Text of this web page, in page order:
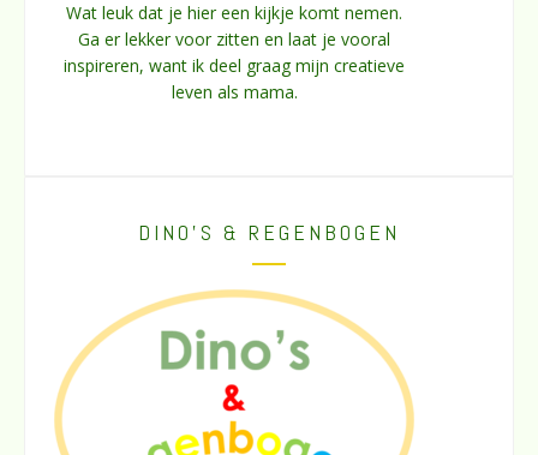
Wat leuk dat je hier een kijkje komt nemen.
Ga er lekker voor zitten en laat je vooral
inspireren, want ik deel graag mijn creatieve
leven als mama.
DINO’S & REGENBOGEN